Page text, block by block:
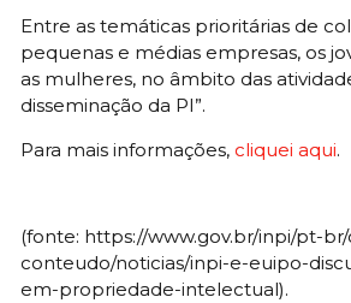
Entre as temáticas prioritárias de
pequenas e médias empresas, os
as mulheres, no âmbito das
disseminação da PI”.
Para mais informações, cliquei aqui.
(fonte: https://www.gov.br/inpi/pt-
conteudo/noticias/inpi-e-euipo-
em-propriedade-intelectual).